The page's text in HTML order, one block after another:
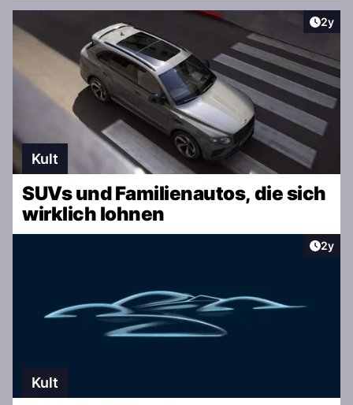
2y
Kult
SUVs und Familienautos, die sich
wirklich lohnen
2y
Kult